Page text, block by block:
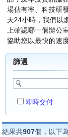
場佔有率、科技研
天24小時，我們以
上確認哪一個辦公
協助您以最快的速
篩選
即時交付
結果共907個，以下